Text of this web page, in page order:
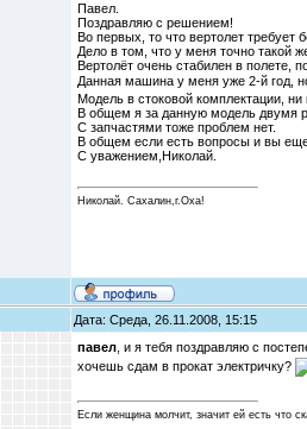
Павел.
Поздравляю с решением!
Во первых, то что вертолет требует
Дело в том, что у меня точно такой
Вертолёт очень стабилен в полете,
Данная машина у меня уже 2-й год,
Модель в стоковой комплектации,
В общем я за данную модель двумя
С запчастями тоже проблем нет.
В общем если есть вопросы и вы
С уважением,Николай.
Николай. Сахалин,г.Оха!
Дата: Среда, 26.11.2008, 15:15
павел , и я тебя поздравляю с
хочешь сдам в прокат электричку?
Если женщина молчит, значит ей есть что